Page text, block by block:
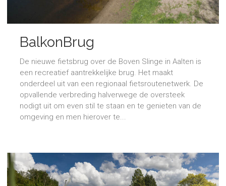
BalkonBrug
De nieuwe fietsbrug over de Boven Slinge in Aalten is
een recreatief aantrekkelijke brug. Het maakt
onderdeel uit van een regionaal fietsroutenetwerk. De
opvallende verbreding halverwege de oversteek
nodigt uit om even stil te staan en te genieten van de
omgeving en men hierover te...